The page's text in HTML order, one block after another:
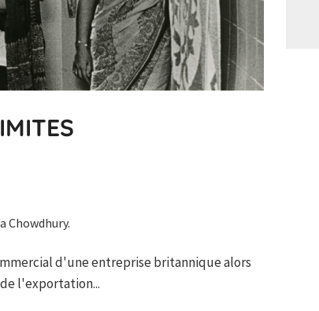
Chowdhury.
d'une entreprise britannique alors
l'exportation...